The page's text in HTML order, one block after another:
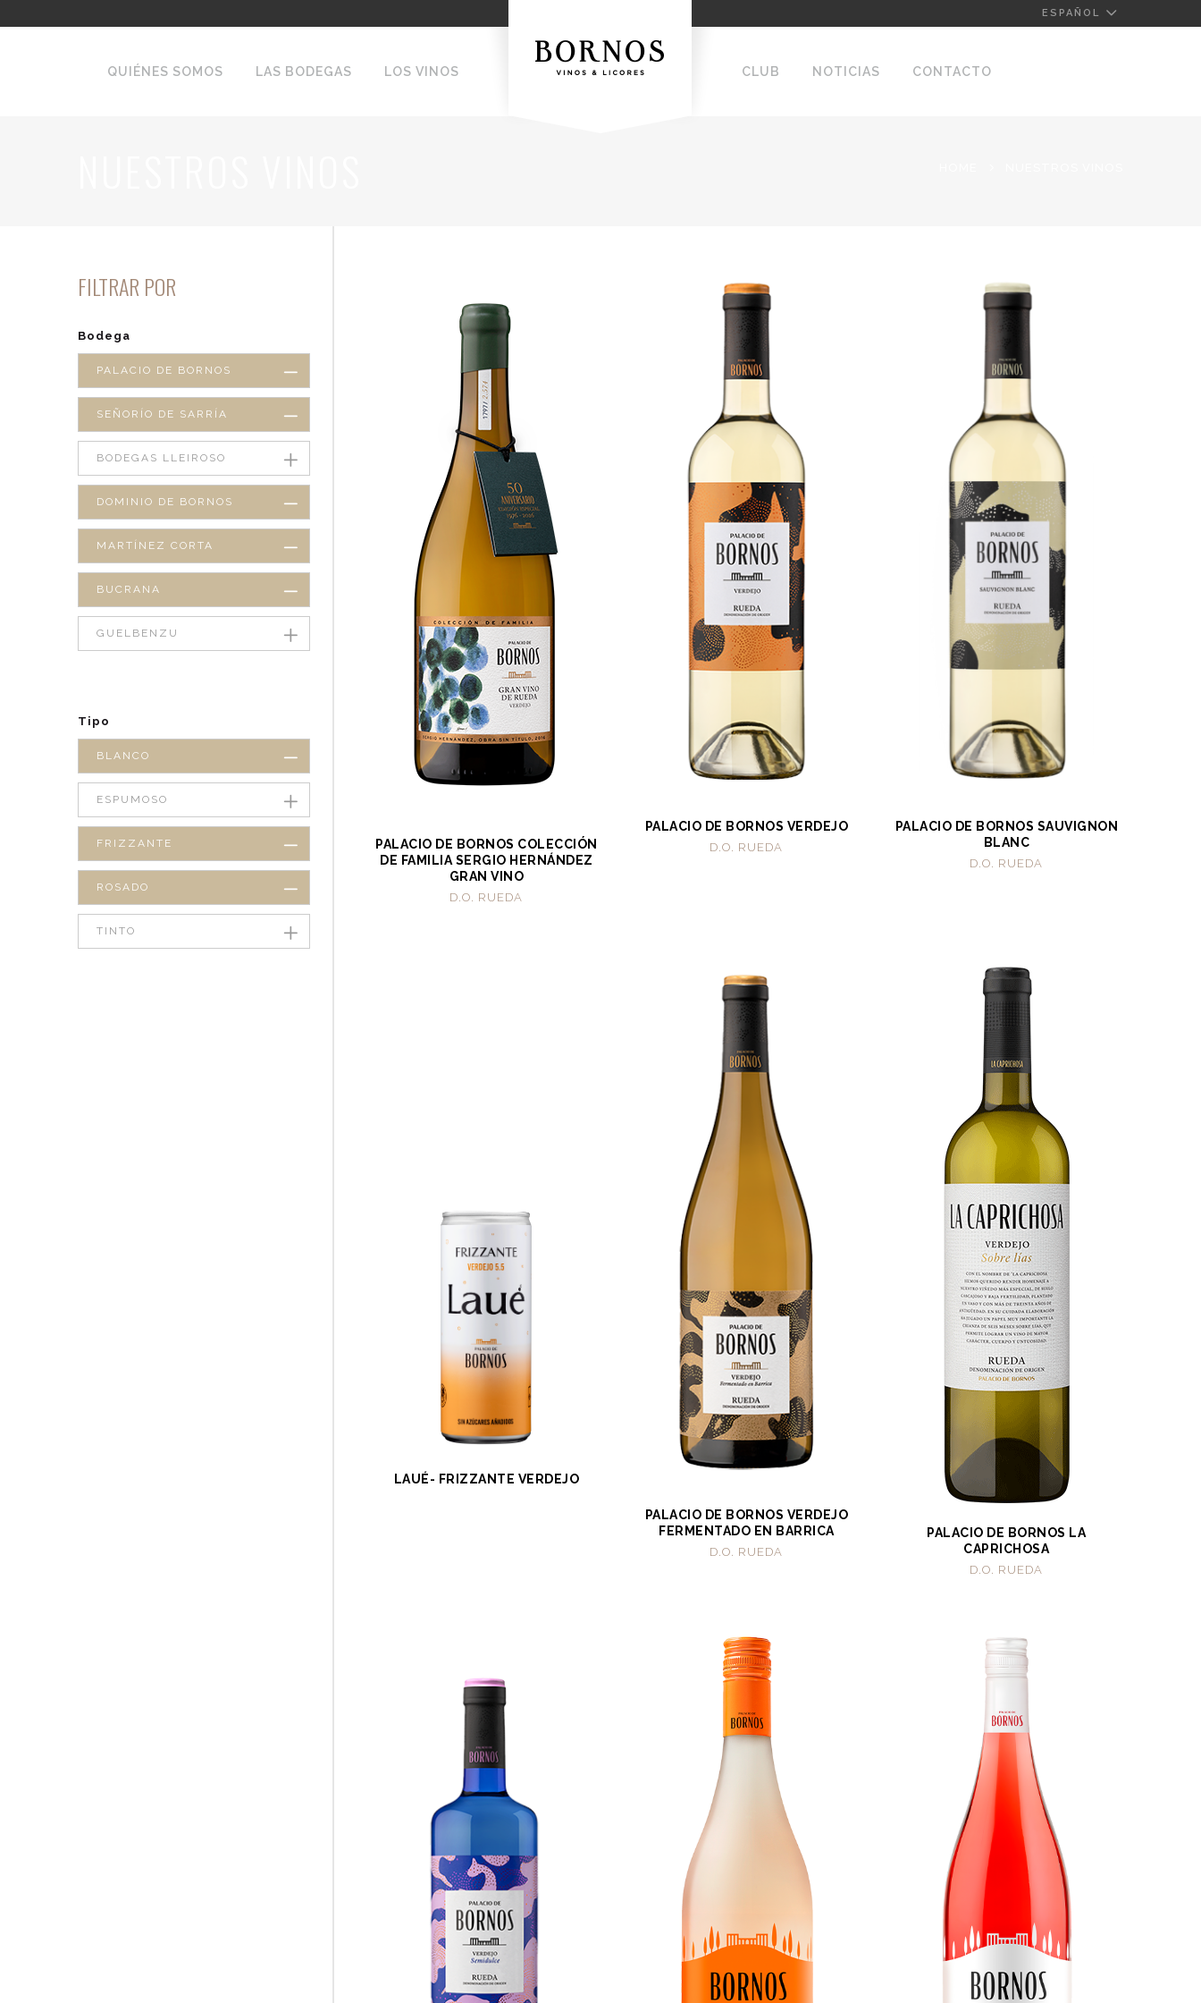
ESPAÑOL
QUIÉNES SOMOS LAS BODEGAS LOS VINOS CLUB NOTICIAS CONTACTO
PALACIO DE BORNOS COLECCIÓN
DE FAMILIA SERGIO HERNÁNDEZ
GRAN VINO
D.O. RUEDA
PALACIO DE BORNOS VERDEJO
D.O. RUEDA
PALACIO DE BORNOS SAUVIGNON
BLANC
D.O. RUEDA
LAUÉ- FRIZZANTE VERDEJO
PALACIO DE BORNOS VERDEJO
FERMENTADO EN BARRICA
D.O. RUEDA
PALACIO DE BORNOS LA
CAPRICHOSA
D.O. RUEDA
FILTRAR POR
Bodega
PALACIO DE BORNOS
SEÑORÍO DE SARRÍA
BODEGAS LLEIROSO
DOMINIO DE BORNOS
MARTÍNEZ CORTA
BUCRANA
GUELBENZU
Tipo
BLANCO
ESPUMOSO
FRIZZANTE
ROSADO
TINTO